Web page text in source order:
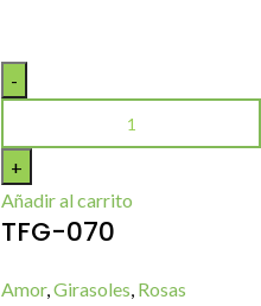
Añadir al carrito
TFG-070
Amor,Girasoles, Rosas